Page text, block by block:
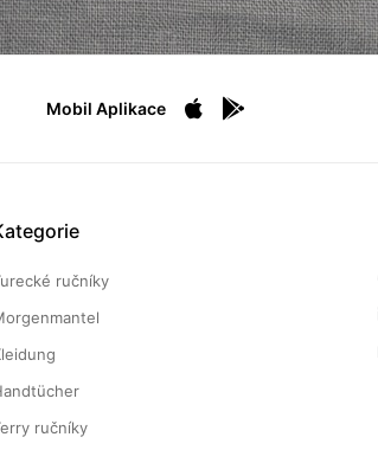
Mobil Aplikace
ručníky
ručníky